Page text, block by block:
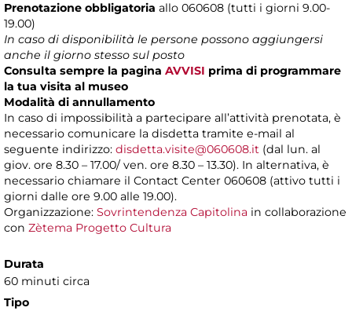
Prenotazione obbligatoria allo 060608 (tutti i giorni 9.00-
19.00)
In caso di disponibilità le persone possono aggiungersi
anche il giorno stesso sul posto
Consulta sempre la pagina AVVISI prima di programmare
la tua visita al museo
Modalità di annullamento
In caso di impossibilità a partecipare all’attività prenotata, è
necessario comunicare la disdetta tramite e-mail al
seguente indirizzo: disdetta.visite@060608.it (dal lun. al
giov. ore 8.30 – 17.00/ ven. ore 8.30 – 13.30). In alternativa, è
necessario chiamare il Contact Center 060608 (attivo tutti i
giorni dalle ore 9.00 alle 19.00).
Organizzazione: Sovrintendenza Capitolina in collaborazione
con Zètema Progetto Cultura
Durata
60 minuti circa
Tipo